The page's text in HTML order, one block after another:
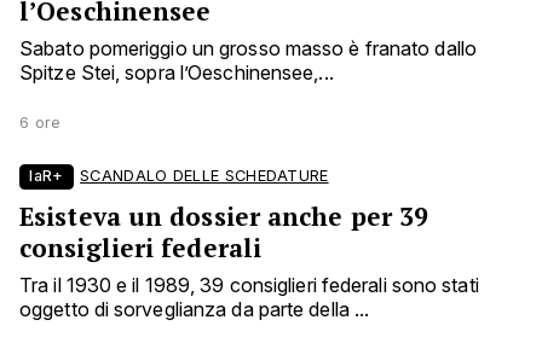
l’Oeschinensee
Sabato pomeriggio un grosso masso è franato dallo
Spitze Stei, sopra l’Oeschinensee,...
6 ore
laR+ SCANDALO DELLE SCHEDATURE
Esisteva un dossier anche per 39
consiglieri federali
Tra il 1930 e il 1989, 39 consiglieri federali sono stati
oggetto di sorveglianza da parte della ...